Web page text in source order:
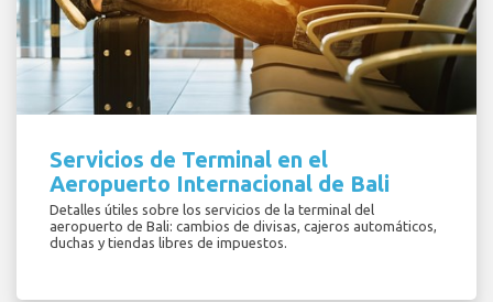
Servicios de Terminal en el
Aeropuerto Internacional de Bali
Detalles útiles sobre los servicios de la terminal del
aeropuerto de Bali: cambios de divisas, cajeros automáticos,
duchas y tiendas libres de impuestos.